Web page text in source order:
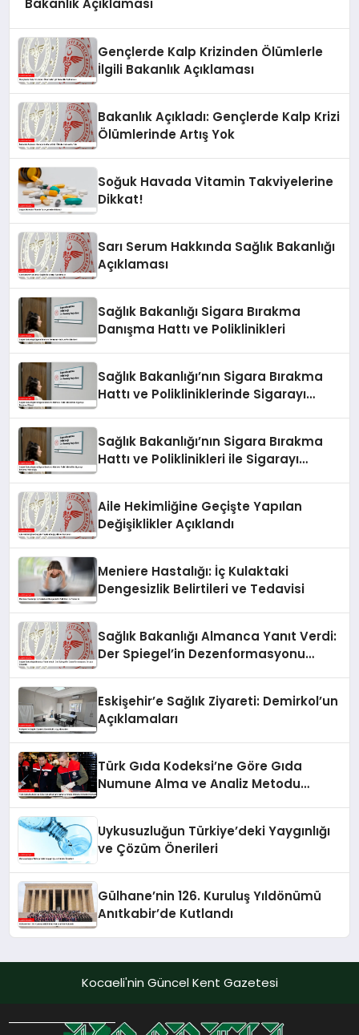
Bakanlık Açıklaması
Gençlerde Kalp Krizinden Ölümlerle
İlgili Bakanlık Açıklaması
Bakanlık Açıkladı: Gençlerde Kalp Krizi
Ölümlerinde Artış Yok
Soğuk Havada Vitamin Takviyelerine
Dikkat!
Sarı Serum Hakkında Sağlık Bakanlığı
Açıklaması
Sağlık Bakanlığı Sigara Bırakma
Danışma Hattı ve Poliklinikleri
Sağlık Bakanlığı’nın Sigara Bırakma
Hattı ve Polikliniklerinde Sigarayı
Sağlık Bakanlığı’nın Sigara Bırakma
Hattı ve Poliklinikleri ile Sigarayı
Aile Hekimliğine Geçişte Yapılan
Değişiklikler Açıklandı
Meniere Hastalığı: İç Kulaktaki
Dengesizlik Belirtileri ve Tedavisi
Sağlık Bakanlığı Almanca Yanıt Verdi:
Der Spiegel’in Dezenformasyonu
Eskişehir’e Sağlık Ziyareti: Demirkol’un
Açıklamaları
Türk Gıda Kodeksi’ne Göre Gıda
Numune Alma ve Analiz Metodu
Uykusuzluğun Türkiye’deki Yaygınlığı
ve Çözüm Önerileri
Gülhane’nin 126. Kuruluş Yıldönümü
Anıtkabir’de Kutlandı
Kocaeli'nin Güncel Kent Gazetesi